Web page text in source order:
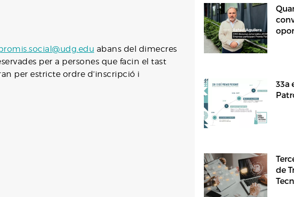
abans del dimecres
per a persones que facin el tast
per estricte ordre d’inscripció i
33a
de